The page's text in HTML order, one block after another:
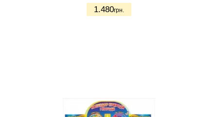
1.480грн.